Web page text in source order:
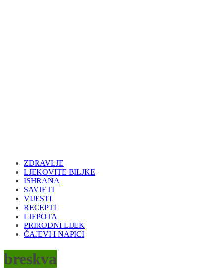
ZDRAVLJE
LJEKOVITE BILJKE
ISHRANA
SAVJETI
VIJESTI
RECEPTI
LJEPOTA
PRIRODNI LIJEK
ČAJEVI I NAPICI
breskva